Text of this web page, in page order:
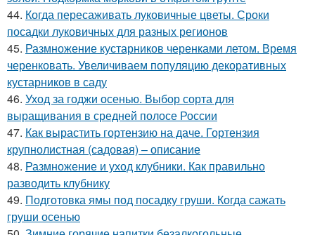
44. Когда пересаживать луковичные цветы. Сроки
посадки луковичных для разных регионов
45. Размножение кустарников черенками летом. Время
черенковать. Увеличиваем популяцию декоративных
кустарников в саду
46. Уход за годжи осенью. Выбор сорта для
выращивания в средней полосе России
47. Как вырастить гортензию на даче. Гортензия
крупнолистная (садовая) – описание
48. Размножение и уход клубники. Как правильно
разводить клубнику
49. Подготовка ямы под посадку груши. Когда сажать
груши осенью